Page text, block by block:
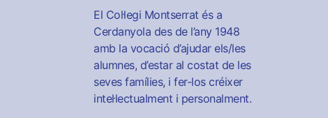
El Col·legi Montserrat és a
Cerdanyola des de l’any 1948
amb la vocació d’ajudar els/les
alumnes, d’estar al costat de les
seves famílies, i fer-los créixer
intel·lectualment i personalment.